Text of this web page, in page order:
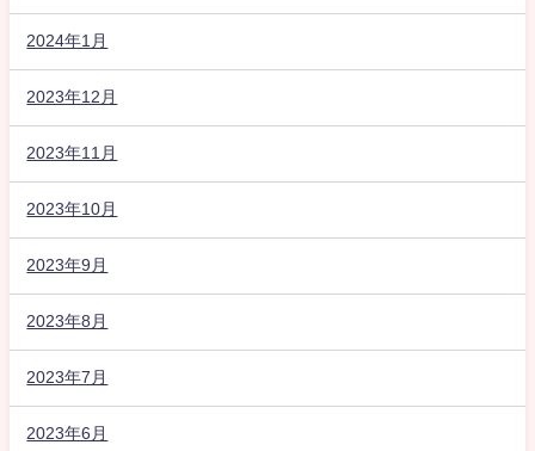
2024年1月
2023年12月
2023年11月
2023年10月
2023年9月
2023年8月
2023年7月
2023年6月